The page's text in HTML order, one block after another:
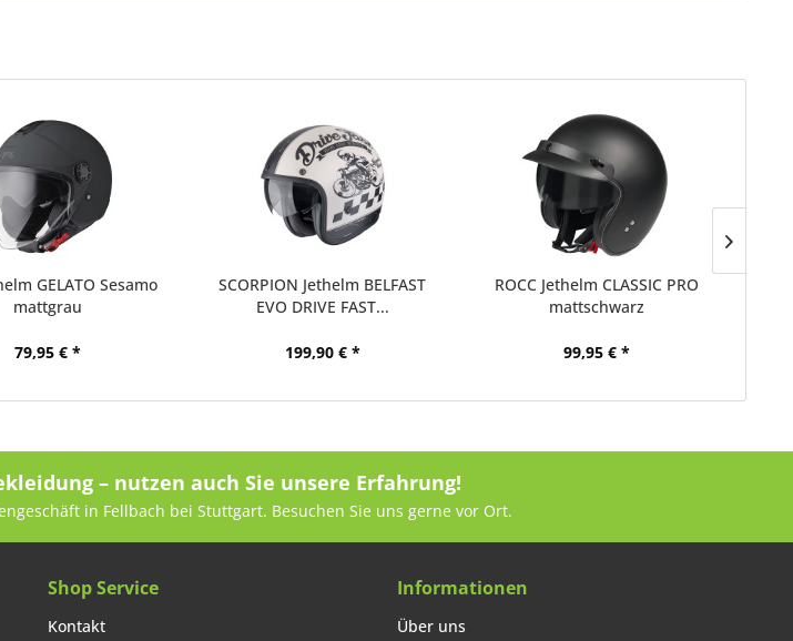
GELATO Sesamo
mattgrau
79,95 € *
SCORPION Jethelm BELFAST
EVO DRIVE FAST...
199,90 € *
ROCC Jethelm CLASSIC PRO
mattschwarz
99,95 € *
– nutzen auch Sie unsere Erfahrung!
in Fellbach bei Stuttgart. Besuchen Sie uns gerne vor Ort.
Shop Service
Kontakt
Informationen
Über uns